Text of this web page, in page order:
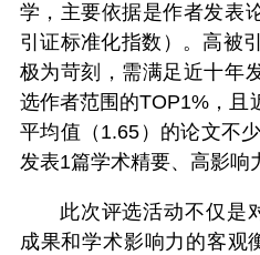
学，主要依据是作者发表
引证标准化指数）。高被
极为苛刻，需满足近十年
选作者范围的TOP1%，且
平均值（1.65）的论文不
发表1篇学术精要、高影响
此次评选活动不仅是
成果和学术影响力的客观